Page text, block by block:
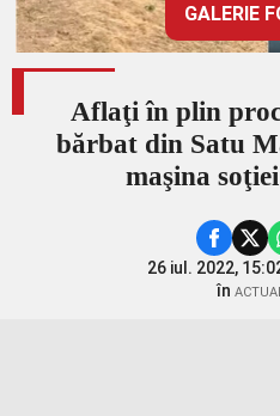
GALERIE
Aflaţi în plin
bărbat din Satu
maşina
26 iul. 2022,
în